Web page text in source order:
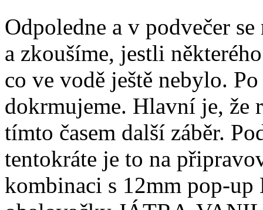
Odpoledne a v podvečer
a zkoušíme, jestli
co ve vodě ještě nebylo.
dokrmujeme. Hlavní je, že
tímto časem další záběr.
tentokráte je to na
kombinaci s 12mm pop-